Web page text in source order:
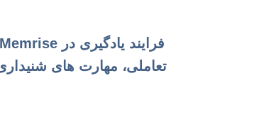
تعاملی، مهارت های